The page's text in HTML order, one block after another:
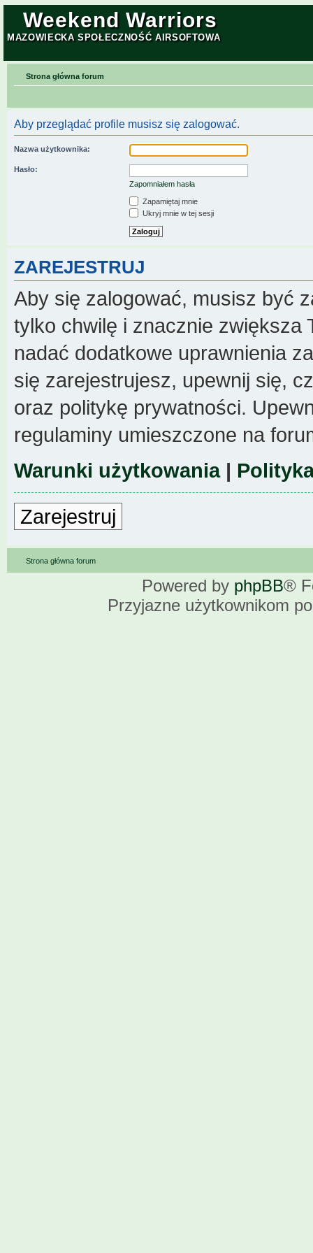
Weekend Warriors
MAZOWIECKA SPOŁECZNOŚĆ AIRSOFTOWA
Strona główna forum
Aby przeglądać profile musisz się zalogować.
Nazwa użytkownika:
Hasło:
Zapomniałem hasła
Zapamiętaj mnie
Ukryj mnie w tej sesji
ZAREJESTRUJ
Aby się zalogować, musisz być
tylko chwilę i znacznie zwiększa
nadać dodatkowe uprawnienia
się zarejestrujesz, upewnij się,
oraz politykę prywatności.
regulaminy umieszczone na
Warunki użytkowania|
Zarejestruj
Strona główna forum
Powered by phpBB®
Przyjazne użytkownikom